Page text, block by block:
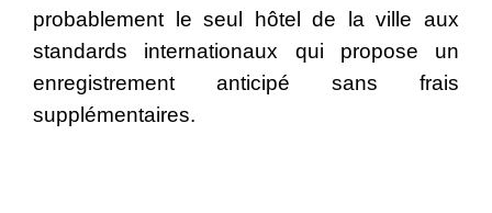
probablement le seul hôtel de la ville aux
standards internationaux qui propose un
enregistrement anticipé sans frais
supplémentaires.